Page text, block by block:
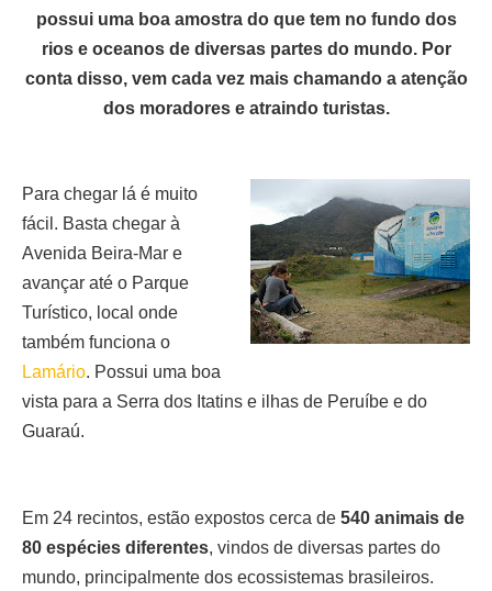
possui uma boa amostra do que tem no fundo dos
rios e oceanos de diversas partes do mundo. Por
conta disso, vem cada vez mais chamando a atenção
dos moradores e atraindo turistas.
Para chegar lá é muito
fácil. Basta chegar à
Avenida Beira-Mar e
avançar até o Parque
Turístico, local onde
também funciona o
Lamário. Possui uma boa
vista para a Serra dos Itatins e ilhas de Peruíbe e do
Guaraú.
Em 24 recintos, estão expostos cerca de 540 animais de
80 espécies diferentes, vindos de diversas partes do
mundo, principalmente dos ecossistemas brasileiros.